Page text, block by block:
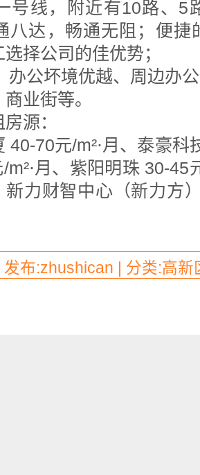
号线，附近有10路、5
八达，畅通无阻；便
择公司的佳优势；
办公坏境优越、周边办
业街等。
源：
40-70元/m²⋅月、泰豪科
m²⋅月、紫阳明珠 30-45
新力财智中心（新力方
发布:zhushican | 分类:高新